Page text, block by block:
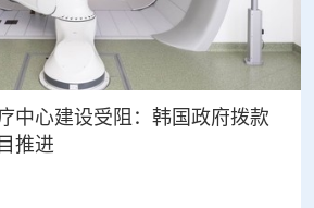
中心建设受阻：韩国政府拨款
推进